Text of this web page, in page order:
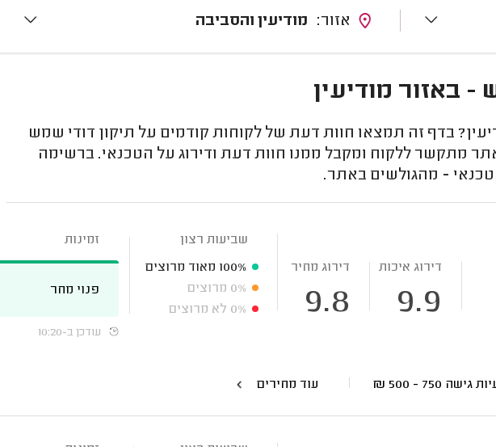
מודיעין והסביבה
באזור מודיעין
בדף זה תמצאו חוות דעת של לקוחות קודמים על תיקון דודי שמש
מתקשר ללקוח ומקבל ממנו חוות דעת ודירוג על הטכנאי. ברשימה
- מהגולשים באתר.
דירוג איכות
9.9
דירוג מחיר
9.8
שביעות רצון
100% מאוד מרוצים
0% מרוצים
0% לא מרוצים
זמינות
פנוי מחר
עודכן ב-10:20
גישה 750 - 500
₪ עוד מחירים